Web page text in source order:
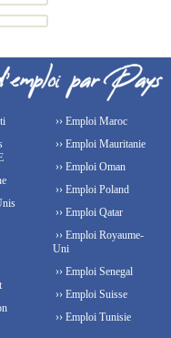
›› Emploi Maroc
›› Emploi Mauritanie
›› Emploi Oman
›› Emploi Poland
›› Emploi Qatar
›› Emploi Royaume-
Uni
›› Emploi Senegal
›› Emploi Suisse
›› Emploi Tunisie